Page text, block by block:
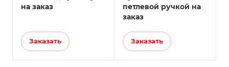
на заказ
Заказать
петлевой ручкой на
заказ
Заказать